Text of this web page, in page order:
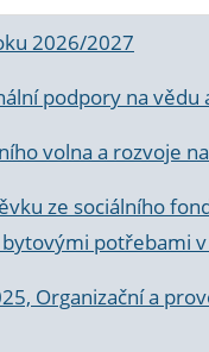
2026/2027
podpory na
volna a rozvoje
ze sociálního
potřebami
Organizační a